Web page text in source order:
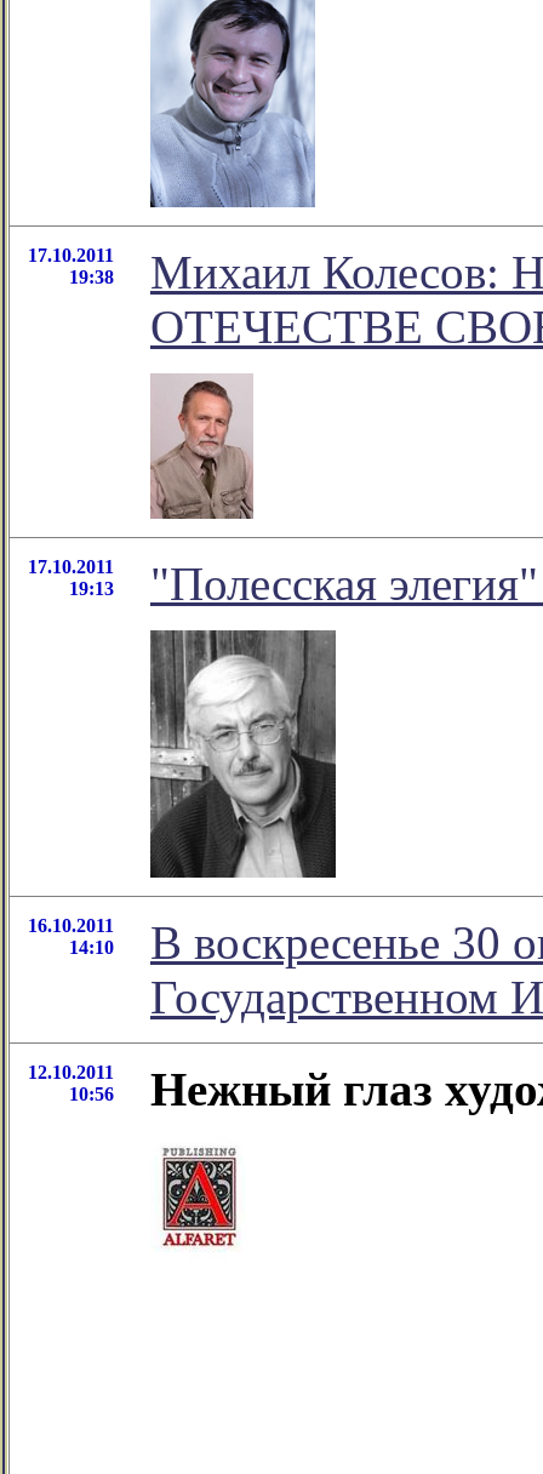
17.10.2011
19:38
Михаил
ОТЕЧЕСТВЕ
17.10.2011
19:13
"Полесская
16.10.2011
14:10
В воскресенье 30
Государственном
12.10.2011
10:56
Нежный глаз